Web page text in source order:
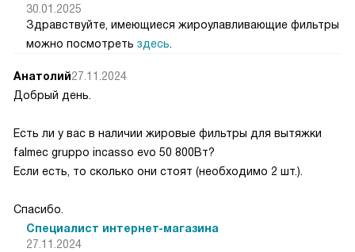
30.01.2025
Здравствуйте, имеющиеся жироулавливающие фильтры
можно посмотреть здесь
Анатолий27.11.2024
Добрый день.
Есть ли у вас в наличии жировые фильтры для вытяжки
falmec gruppo incasso evo 50 800Вт?
Если есть, то сколько они стоят (необходимо 2 шт.).
Спасибо.
Специалист интернет-магазина
27.11.2024